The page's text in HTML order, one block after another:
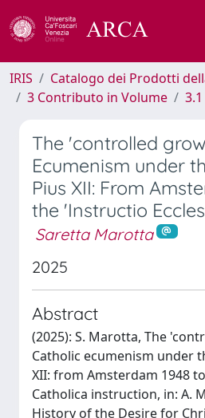
IRIS
Catalogo dei Prodotti
3 Contributo in Volume
The 'controlled
Ecumenism under
Pius XII: From
the 'Instructio
Saretta Marotta
2025
Abstract
(2025): S. Marotta, The
Catholic ecumenism under
XII: from Amsterdam 1948
Catholica instruction, in: A.
History of the Desire for